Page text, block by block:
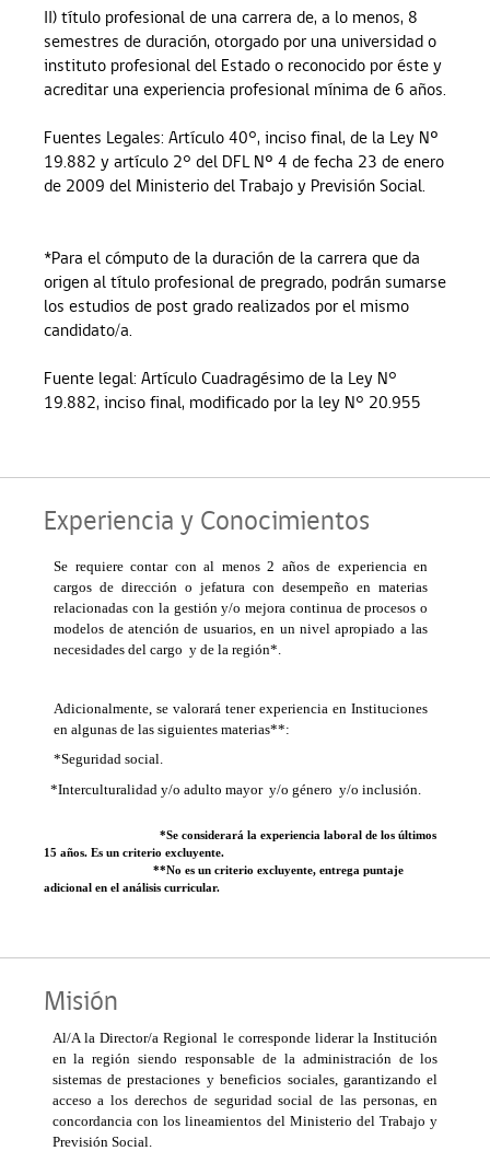
II) título profesional de una carrera de, a lo menos, 8
semestres de duración, otorgado por una universidad o
instituto profesional del Estado o reconocido por éste y
acreditar una experiencia profesional mínima de 6 años.
Fuentes Legales: Artículo 40°, inciso final, de la Ley Nº
19.882 y artículo 2° del DFL Nº 4 de fecha 23 de enero
de 2009 del Ministerio del Trabajo y Previsión Social.
*Para el cómputo de la duración de la carrera que da
origen al título profesional de pregrado, podrán sumarse
los estudios de post grado realizados por el mismo
candidato/a.
Fuente legal: Artículo Cuadragésimo de la Ley N°
19.882, inciso final, modificado por la ley N° 20.955
Experiencia y Conocimientos
Se requiere contar con al menos 2 años de experiencia en
cargos de dirección o jefatura con desempeño en materias
relacionadas con la gestión y/o mejora continua de procesos o
modelos de atención de usuarios, en un nivel apropiado a las
necesidades del cargo y de la región*.
Adicionalmente, se valorará tener experiencia en Instituciones
en algunas de las siguientes materias**:
*Seguridad social.
*Interculturalidad y/o adulto mayor y/o género y/o inclusión.
*Se considerará la experiencia laboral de los últimos
15 años. Es un criterio excluyente.
**No es un criterio excluyente, entrega puntaje
adicional en el análisis curricular.
Misión
Al/A la Director/a Regional le corresponde liderar la Institución
en la región siendo responsable de la administración de los
sistemas de prestaciones y beneficios sociales, garantizando el
acceso a los derechos de seguridad social de las personas, en
concordancia con los lineamientos del Ministerio del Trabajo y
Previsión Social.